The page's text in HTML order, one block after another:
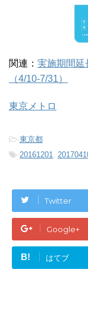
関連： 実施期間延
（4/10-7/31）
東京メトロ
-東京都
-20161201,
Twitter
Google+
B! はてブ